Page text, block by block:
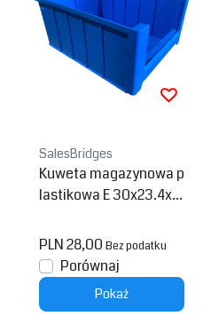
SalesBridges
Kuweta magazynowa p
lastikowa E 30x23.4x14
PLN 28,00 Bez podatku
Porównaj
Pokaż